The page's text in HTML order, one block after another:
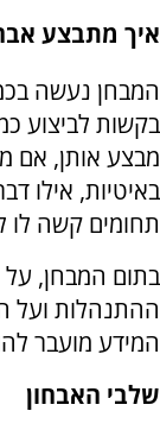
איך מתבצע
המבחן נעשה
בקשות לביצוע
מבצע אותן, אם
באיטיות, אילו
תחומים קשה לו
בתום המבחן, על
ההתנהלות ועל
המידע מועבר
שלבי האבחון